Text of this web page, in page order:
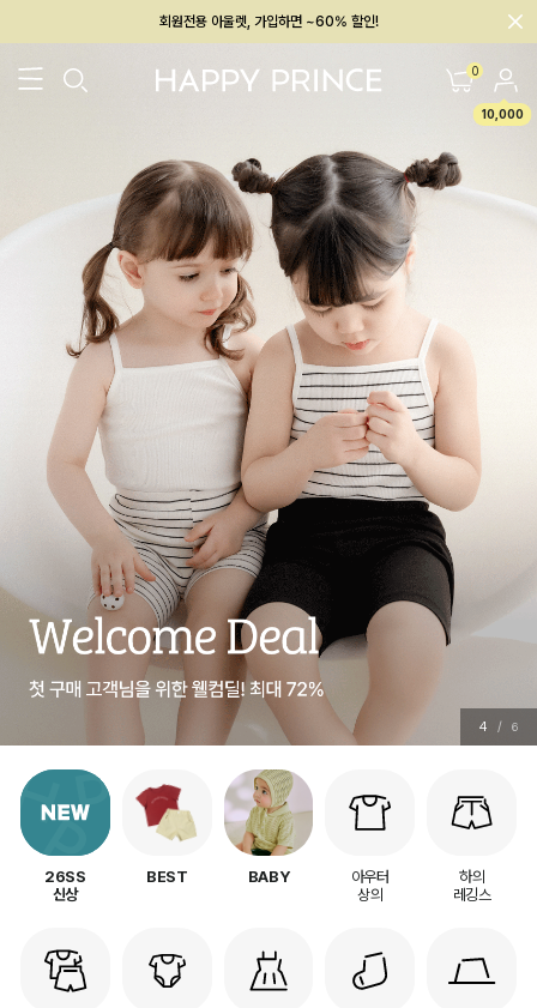
회원전용 아울렛, 가입하면 ~60% 할인!
0
10,000
5 / 6
26SS
신상
BEST BABY
아우터
상의
하의
레깅스